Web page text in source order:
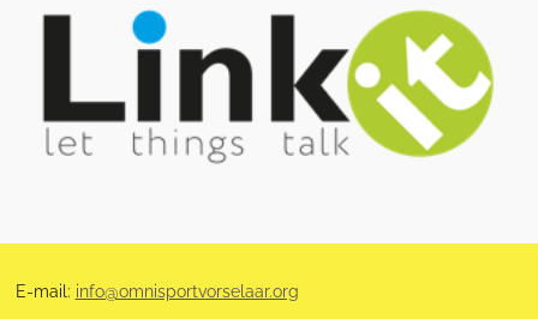
E-mail: info@omnisportvorselaar.org